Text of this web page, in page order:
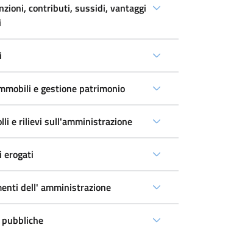
contributi, sussidi, vantaggi
e gestione patrimonio
e rilievi sull'amministrazione
erogati
dell' amministrazione